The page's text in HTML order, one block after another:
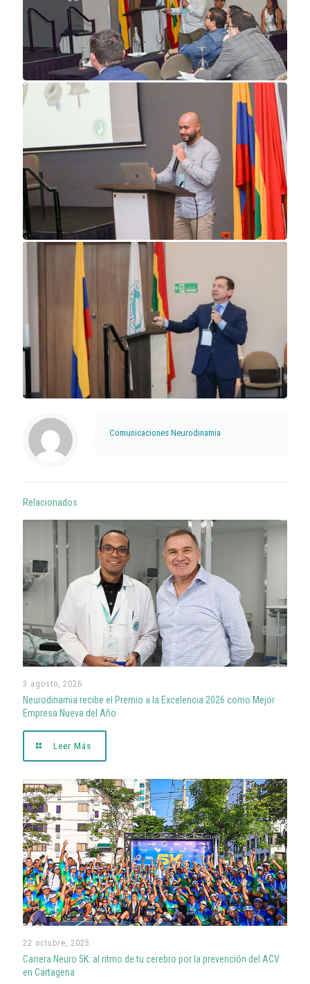
Comunicaciones Neurodinamia
Relacionados
3 agosto, 2026
Neurodinamia recibe el Premio a la Excelencia 2026 como Mejor
Empresa Nueva del Año
Leer Más
22 octubre, 2025
Carrera Neuro 5K: al ritmo de tu cerebro por la prevención del ACV
en Cartagena